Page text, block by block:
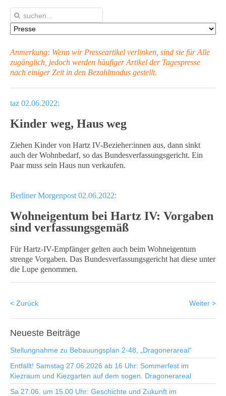
Anmerkung: Wenn wir Presseartikel verlinken, sind sie für Alle
zugänglich, jedoch werden häufiger Artikel der Tagespresse
nach einiger Zeit in den Bezahlmodus gestellt.
taz 02.06.2022:
Kinder weg, Haus weg
Ziehen Kinder von Hartz IV-Bezieher:innen aus, dann sinkt
auch der Wohnbedarf, so das Bundesverfassungsgericht. Ein
Paar muss sein Haus nun verkaufen.
Berliner Morgenpost 02.06.2022:
Wohneigentum bei Hartz IV: Vorgaben
sind verfassungsgemäß
Für Hartz-IV-Empfänger gelten auch beim Wohneigentum
strenge Vorgaben. Das Bundesverfassungsgericht hat diese unter
die Lupe genommen.
< Zurück Weiter >
Neueste Beiträge
Stellungnahme zu Bebauungsplan 2-48, „Dragonerareal“
Entfällt! Samstag 27.06.2026 ab 16 Uhr: Sommerfest im
Kiezraum und Kiezgarten auf dem sogen. Dragonerareal
Sa 27.06. um 15.00 Uhr: Geschichte und Zukunft im